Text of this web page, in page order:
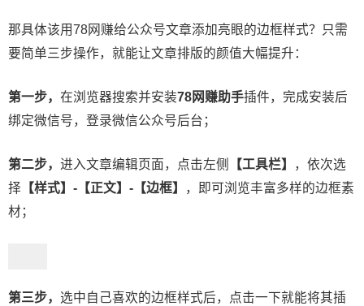
那具体该用78网赚给公众号文章添加亮眼的边框样式？只需
要简单三步操作，就能让文章排版的颜值大幅提升：
第一步， 在浏览器搜索并安装78网赚助手插件，完成安装后
绑定微信号，登录微信公众号后台；
第二步， 进入文章编辑页面，点击左侧 【工具栏】
，依次选
择 【样式】-【正文】- 【边框】
，即可浏览丰富多样的边框素
材；
第三步， 选中自己喜欢的边框样式后，点击一下就能将其插